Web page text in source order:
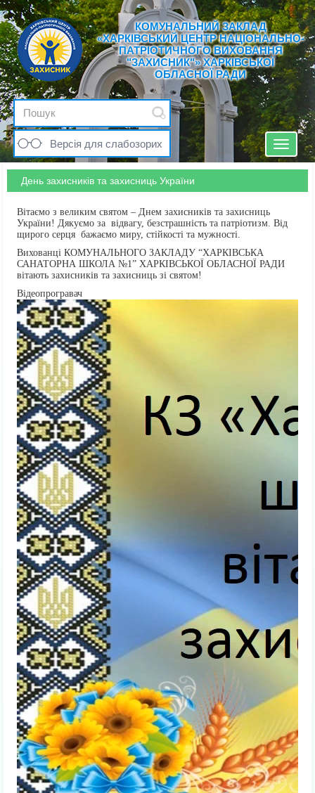
КОМУНАЛЬНИЙ ЗАКЛАД
«ХАРКІВСЬКИЙ ЦЕНТР НАЦІОНАЛЬНО-
ПАТРІОТИЧНОГО ВИХОВАННЯ
"ЗАХИСНИК"» ХАРКІВСЬКОЇ
ОБЛАСНОЇ РАДИ
Версія для слабозорих
Toggle
День захисників та захисниць України
Вітаємо з великим святом – Днем захисників та захисниць
України! Дякуємо за відвагу, безстрашність та патріотизм. Від
щирого серця бажаємо миру, стійкості та мужності.
Вихованці КОМУНАЛЬНОГО ЗАКЛАДУ “ХАРКІВСЬКА
САНАТОРНА ШКОЛА №1” ХАРКІВСЬКОЇ ОБЛАСНОЇ РАДИ
вітають захисників та захисниць зі святом!
Відеопрогравач